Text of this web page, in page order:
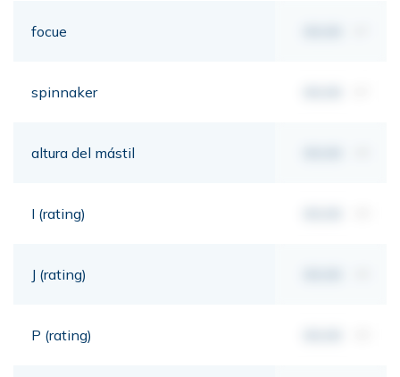
focue
spinnaker
altura del mástil
I (rating)
J (rating)
P (rating)